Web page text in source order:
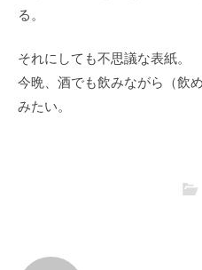
る。
それにしても不思議な表紙。
今晩、酒でも飲みながら（飲
みたい。